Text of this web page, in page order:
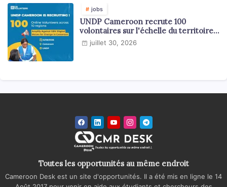
jobs
UNDP Cameroon recrute 100
volontaires sur l'échelle du territoire
national
juillet 30, 2026
Toutes les opportunités au même endroit
Cameroon Desk est un site d'opportunités. Il a été mis en ligne le 14